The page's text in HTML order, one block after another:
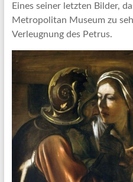
Eines seiner letzten Bilder,
Metropolitan Museum zu
Verleugnung des Petrus.